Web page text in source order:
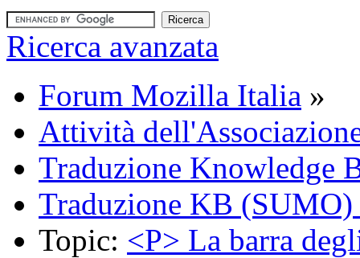
Ricerca avanzata
Forum Mozilla Italia »
Attività
Traduzione Knowledge
Traduzione KB
Topic: <P> La barra